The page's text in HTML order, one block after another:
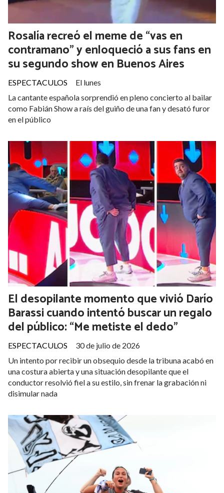
Rosalía recreó el meme de “vas en
contramano” y enloqueció a sus fans en
su segundo show en Buenos Aires
ESPECTACULOS
El lunes
La cantante española sorprendió en pleno concierto al bailar
como Fabián Show a raís del guiño de una fan y desató furor
en el público
El desopilante momento que vivió Darío
Barassi cuando intentó buscar un regalo
del público: “Me metiste el dedo”
ESPECTACULOS
30 de julio de 2026
Un intento por recibir un obsequio desde la tribuna acabó en
una costura abierta y una situación desopilante que el
conductor resolvió fiel a su estilo, sin frenar la grabación ni
disimular nada